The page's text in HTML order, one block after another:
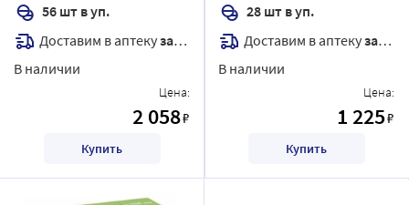
56 шт в уп.
Доставим в аптекузавтра
В наличии
Цена:
2 058₽
Купить
28 шт в уп.
Доставим в аптекузавтра
В наличии
Цена:
1 225₽
Купить